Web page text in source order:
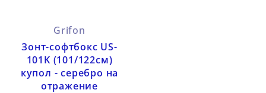
Grifon
Зонт-софтбокс US-
101K (101/122см)
купол - серебро на
отражение